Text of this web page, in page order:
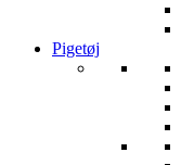
Pigetøj